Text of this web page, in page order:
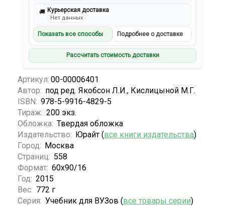
🚚 Курьерская доставка
Нет данных
Показать все способы Подробнее о доставке
Рассчитать стоимость доставки
Артикул: 00-00006401
Автор: под ред. Якобсон Л.И., Кислицыной М.Г.
ISBN: 978-5-9916-4829-5
Тираж: 200 экз.
Обложка: Твердая обложка
Издательство: Юрайт (все книги издательства)
Город: Москва
Страниц: 558
Формат: 60х90/16
Год: 2015
Вес: 772 г
Серия: Учебник для ВУЗов (все товары серии)